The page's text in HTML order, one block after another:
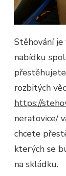
Stěhování je
nabídku
rozbitých
https://
neratovice/
chcete
kterých se
na skládku.